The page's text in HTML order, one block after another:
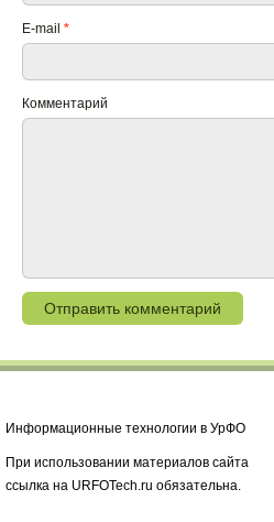
E-mail *
Комментарий
Информационные технологии в УрФО
При использовании материалов сайта
ссылка на URFOTech.ru обязательна.